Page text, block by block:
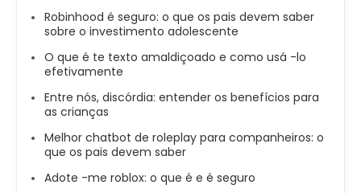
Robinhood é seguro: o que os pais devem saber
sobre o investimento adolescente
O que é te texto amaldiçoado e como usá -lo
efetivamente
Entre nós, discórdia: entender os benefícios para
as crianças
Melhor chatbot de roleplay para companheiros: o
que os pais devem saber
Adote -me roblox: o que é e é seguro